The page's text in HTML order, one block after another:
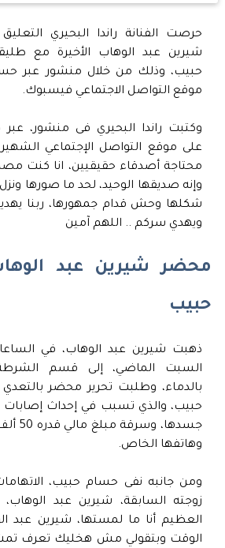
حرصت الفنانة راندا البحيري
شيرين عبد الوهاب الأخيرة مع
حبيب، وذلك من خلال منشور عبر
موقع التواصل الاجتماعي فيسبوك.
وكتبت راندا البحيري فى منشور،
على موقع التواصل الإجتماعي
محتاجة أصدقاء حقيقيين، انا كنت
وإنه صديقها الوحيد، لحد ما صورها
شكلها وحش قدام جمهورها، ربنا
ويهدي سركم .. اللهم آمين
محضر شيرين عبد
حبيب
ذهبت شيرين عبد الوهاب، في
السبت الماضي، إلى قسم
بالدماء، وطلبت تحرير محضر
حبيب، والذي تسبب في إحداث
وهاتفها الخاص.
ومن جانبه نفى حسام حبيب،
زوجته السابقة، شيرين عبد الوهاب،
العظيم أنا ما لمستها، شيرين عبد
الوقت وبتقولي مش هخليك تعرف